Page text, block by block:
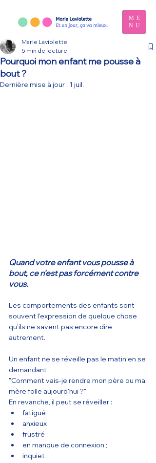
ME
NU
Pourquoi mon enfant me pousse à
bout ?
Marie Laviolette
5 min de lecture
Dernière mise à jour : 1 juil.
Quand votre enfant vous pousse à
bout, ce n'est pas forcément contre
vous.
Les comportements des enfants sont
souvent l'expression de quelque chose
qu'ils ne savent pas encore dire
autrement.
Un enfant ne se réveille pas le matin en se
demandant :
"Comment vais-je rendre mon père ou ma
mère folle aujourd'hui ?"
En revanche, il peut se réveiller :
fatigué ;
anxieux ;
frustré ;
en manque de connexion ;
inquiet ;